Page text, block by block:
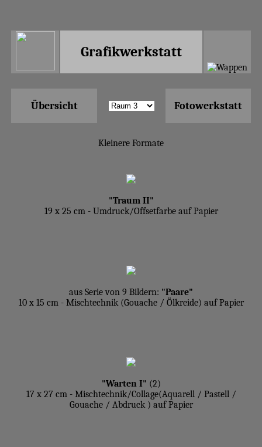
Grafikwerkstatt
Übersicht Fotowerkstatt
Kleinere Formate
"Traum II"
19 x 25 cm - Umdruck/Offsetfarbe auf Papier
aus Serie von 9 Bildern: "Paare"
10 x 15 cm - Mischtechnik (Gouache / Ölkreide) auf Papier
"Warten I" (2)
17 x 27 cm - Mischtechnik/Collage(Aquarell / Pastell /
Gouache / Abdruck ) auf Papier